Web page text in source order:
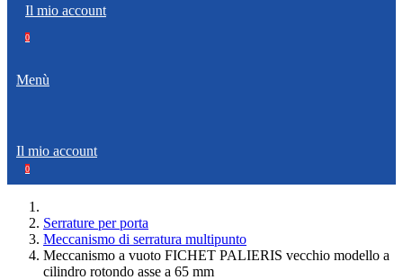
Il mio account
0
Menù
Il mio account
0
Serrature per porta
Meccanismo di serratura multipunto
Meccanismo a vuoto FICHET PALIERIS vecchio modello a
cilindro rotondo asse a 65 mm